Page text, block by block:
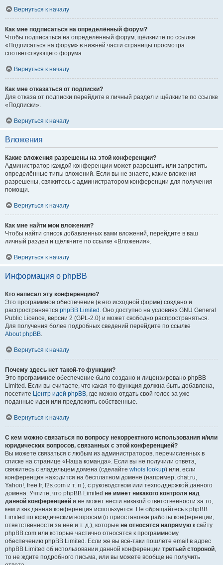
Вернуться к началу
Как мне подписаться на определённый форум?
Чтобы подписаться на определённый форум, щёлкните по ссылке
«Подписаться на форум» в нижней части страницы просмотра
соответствующего форума.
Вернуться к началу
Как мне отказаться от подписки?
Для отказа от подписки перейдите в личный раздел и щёлкните по ссылке
«Подписки».
Вернуться к началу
Вложения
Какие вложения разрешены на этой конференции?
Администратор каждой конференции может разрешить или запретить
определённые типы вложений. Если вы не знаете, какие вложения
разрешены, свяжитесь с администратором конференции для получения
помощи.
Вернуться к началу
Как мне найти мои вложения?
Чтобы найти список добавленных вами вложений, перейдите в ваш
личный раздел и щёлкните по ссылке «Вложения».
Вернуться к началу
Информация о phpBB
Кто написал эту конференцию?
Это программное обеспечение (в его исходной форме) создано и
распространяется phpBB Limited . Оно доступно на условиях GNU General
Public Licence, версии 2 (GPL-2.0) и может свободно распространяться.
Для получения более подробных сведений перейдите по ссылке
About phpBB.
Вернуться к началу
Почему здесь нет такой-то функции?
Это программное обеспечение было создано и лицензировано phpBB
Limited. Если вы считаете, что какая-то функция должна быть добавлена,
посетите Центр идей phpBB, где можно отдать свой голос за уже
поданные идеи или предложить собственные.
Вернуться к началу
С кем можно связаться по вопросу некорректного использования и/или
юридических вопросов, связанных с этой конференцией?
Вы можете связаться с любым из администраторов, перечисленных в
списке на странице «Наша команда». Если вы не получили ответа,
свяжитесь с владельцем домена (сделайте whois lookup) или, если
конференция находится на бесплатном домене (например, chat.ru,
Yahoo!, free.fr, f2s.com и т. п.), с руководством или техподдержкой данного
домена. Учтите, что phpBB Limited не имеет никакого контроля над
данной конференцией и не может нести никакой ответственности за то,
кем и как данная конференция используется. Не обращайтесь к phpBB
Limited по юридическим вопросам (о приостановке работы конференции,
ответственности за неё и т. д.), которые не относятся напрямую к сайту
phpBB.com или которые частично относятся к программному
обеспечению phpBB Limited. Если же вы всё-таки пошлёте email в адрес
phpBB Limited об использовании данной конференции третьей стороной,
то не ждите подробного письма, или вы можете вообще не получить